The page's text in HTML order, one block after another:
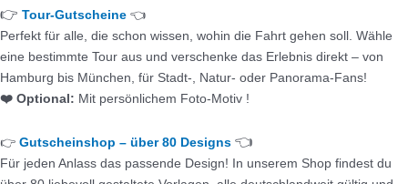
👉 Tour-Gutscheine 👈
Perfekt für alle, die schon wissen, wohin die Fahrt gehen soll. Wähle
eine bestimmte Tour aus und verschenke das Erlebnis direkt – von
Hamburg bis München, für Stadt-, Natur- oder Panorama-Fans!
❤️ Optional: Mit persönlichem Foto-Motiv !
👉 Gutscheinshop – über 80 Designs 👈
Für jeden Anlass das passende Design! In unserem Shop findest du